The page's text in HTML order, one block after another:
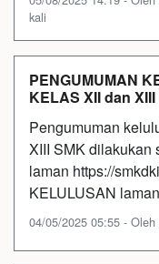
kali
PENGUMUMAN
KELAS XII dan
Pengumuman
XIII SMK dilakukan
laman https://
KELULUSAN
04/05/2025 05:55 -